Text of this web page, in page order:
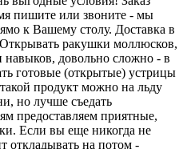
пишите или звоните - мы
к Вашему столу. Доставка в
Открывать ракушки моллюсков,
довольно сложно - в
готовые (открытые) устрицы
продукт можно на льду
но лучше съедать
предоставляем приятные,
Если вы еще никогда не
откладывать на потом -